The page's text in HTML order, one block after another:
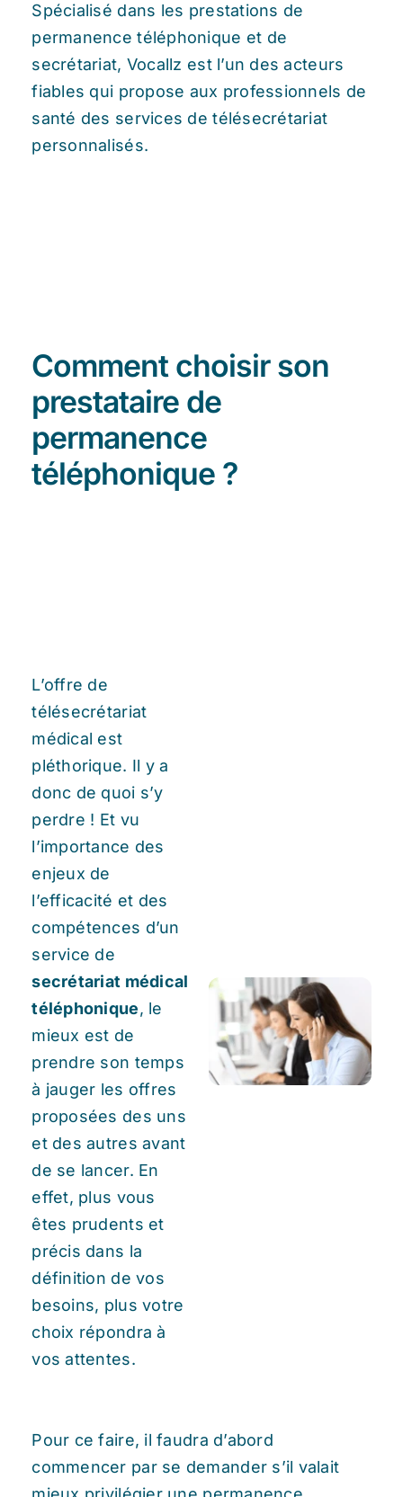
Spécialisé dans les prestations de
permanence téléphonique et de
secrétariat, Vocallz est l’un des acteurs
fiables qui propose aux professionnels de
santé des services de télésecrétariat
personnalisés.
Comment choisir son
prestataire de
permanence
téléphonique ?
L’offre de
télésecrétariat
médical est
pléthorique. Il y a
donc de quoi s’y
perdre ! Et vu
l’importance des
enjeux de
l’efficacité et des
compétences d’un
service de
secrétariat médical
téléphonique, le
mieux est de
prendre son temps
à jauger les offres
proposées des uns
et des autres avant
de se lancer. En
effet, plus vous
êtes prudents et
précis dans la
définition de vos
besoins, plus votre
choix répondra à
vos attentes.
Pour ce faire, il faudra d’abord
commencer par se demander s’il valait